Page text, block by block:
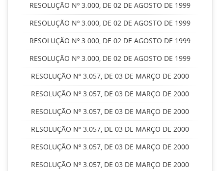
RESOLUÇÃO Nº 3.000, DE 02 DE AGOSTO DE 1999
RESOLUÇÃO Nº 3.000, DE 02 DE AGOSTO DE 1999
RESOLUÇÃO Nº 3.000, DE 02 DE AGOSTO DE 1999
RESOLUÇÃO Nº 3.000, DE 02 DE AGOSTO DE 1999
RESOLUÇÃO Nº 3.057, DE 03 DE MARÇO DE 2000
RESOLUÇÃO Nº 3.057, DE 03 DE MARÇO DE 2000
RESOLUÇÃO Nº 3.057, DE 03 DE MARÇO DE 2000
RESOLUÇÃO Nº 3.057, DE 03 DE MARÇO DE 2000
RESOLUÇÃO Nº 3.057, DE 03 DE MARÇO DE 2000
RESOLUÇÃO Nº 3.057, DE 03 DE MARÇO DE 2000